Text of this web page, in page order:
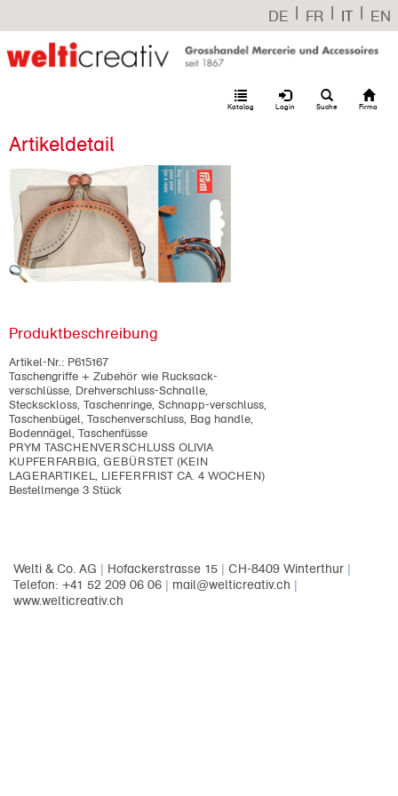
DE | FR | IT | EN
Firma
Suche
Login
Katalog
Artikeldetail
Produktbeschreibung
Artikel-Nr.: P615167
Taschengriffe + Zubehör wie Rucksack-
verschlüsse, Drehverschluss-Schnalle,
Stecksckloss, Taschenringe, Schnapp-verschluss,
Taschenbügel, Taschenverschluss, Bag handle,
Bodennägel, Taschenfüsse
PRYM TASCHENVERSCHLUSS OLIVIA
KUPFERFARBIG, GEBÜRSTET (KEIN
LAGERARTIKEL, LIEFERFRIST CA. 4 WOCHEN)
Bestellmenge 3 Stück
Welti & Co. AG | Hofackerstrasse 15 | CH-8409 Winterthur |
Telefon: +41 52 209 06 06 | mail@welticreativ.ch |
www.welticreativ.ch